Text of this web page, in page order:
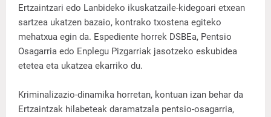
Ertzaintzari edo Lanbideko ikuskatzaile-kidegoari etxean
sartzea ukatzen bazaio, kontrako txostena egiteko
mehatxua egin da. Espediente horrek DSBEa, Pentsio
Osagarria edo Enplegu Pizgarriak jasotzeko eskubidea
etetea eta ukatzea ekarriko du.
Kriminalizazio-dinamika horretan, kontuan izan behar da
Ertzaintzak hilabeteak daramatzala pentsio-osagarria,